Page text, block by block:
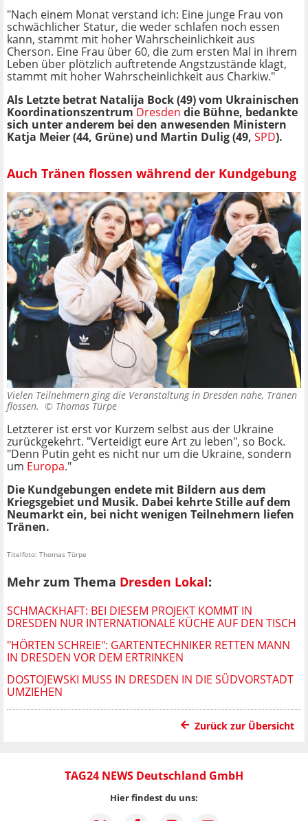
"Nach einem Monat verstand ich: Eine junge Frau von
schwächlicher Statur, die weder schlafen noch essen
kann, stammt mit hoher Wahrscheinlichkeit aus
Cherson. Eine Frau über 60, die zum ersten Mal in ihrem
Leben über plötzlich auftretende Angstzustände klagt,
stammt mit hoher Wahrscheinlichkeit aus Charkiw."
Als Letzte betrat Natalija Bock (49) vom Ukrainischen
Koordinationszentrum Dresden die Bühne, bedankte
sich unter anderem bei den anwesenden Ministern
Katja Meier (44, Grüne) und Martin Dulig (49, SPD).
Auch Tränen flossen während der Kundgebung
Vielen Teilnehmern ging die Veranstaltung in Dresden nahe, Tränen
flossen. © Thomas Türpe
Letzterer ist erst vor Kurzem selbst aus der Ukraine
zurückgekehrt. "Verteidigt eure Art zu leben", so Bock.
"Denn Putin geht es nicht nur um die Ukraine, sondern
um Europa."
Die Kundgebungen endete mit Bildern aus dem
Kriegsgebiet und Musik. Dabei kehrte Stille auf dem
Neumarkt ein, bei nicht wenigen Teilnehmern liefen
Tränen.
Titelfoto: Thomas Türpe
Mehr zum Thema Dresden Lokal:
SCHMACKHAFT: BEI DIESEM PROJEKT KOMMT IN
DRESDEN NUR INTERNATIONALE KÜCHE AUF DEN TISCH
"HÖRTEN SCHREIE": GARTENTECHNIKER RETTEN MANN
IN DRESDEN VOR DEM ERTRINKEN
DOSTOJEWSKI MUSS IN DRESDEN IN DIE SÜDVORSTADT
UMZIEHEN
Zurück zur Übersicht
TAG24 NEWS Deutschland GmbH
Hier findest du uns: